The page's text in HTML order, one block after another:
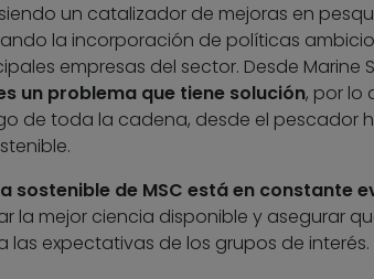
un catalizador de mejoras en
la incorporación de políticas
empresas del sector. Desde Marine
un problema que tiene solución, por lo
de toda la cadena, desde el pescador
sostenible de MSC está en constante
la mejor ciencia disponible y asegurar
las expectativas de los grupos de interés.